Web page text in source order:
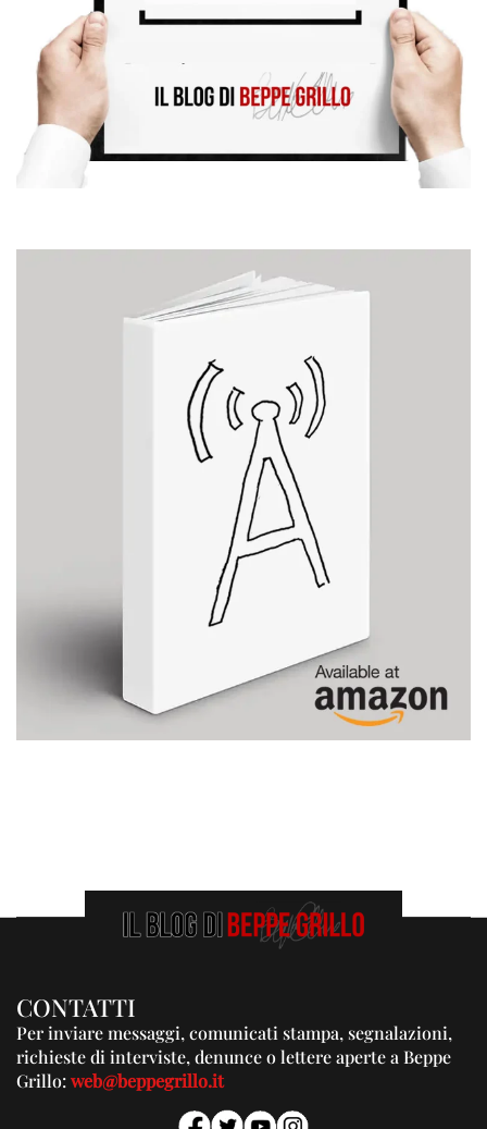
CONTATTI
Per inviare messaggi, comunicati stampa, segnalazioni,
richieste di interviste, denunce o lettere aperte a Beppe
Grillo:web@beppegrillo.it